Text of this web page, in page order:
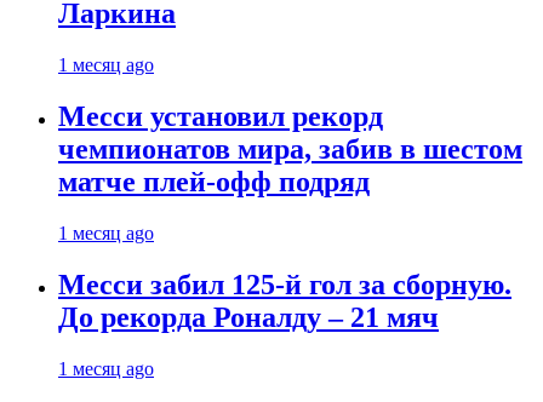
Ларкина
1 месяц ago
Месси установил рекорд
чемпионатов мира, забив в шестом
матче плей‑офф подряд
1 месяц ago
Месси забил 125-й гол за сборную.
До рекорда Роналду – 21 мяч
1 месяц ago